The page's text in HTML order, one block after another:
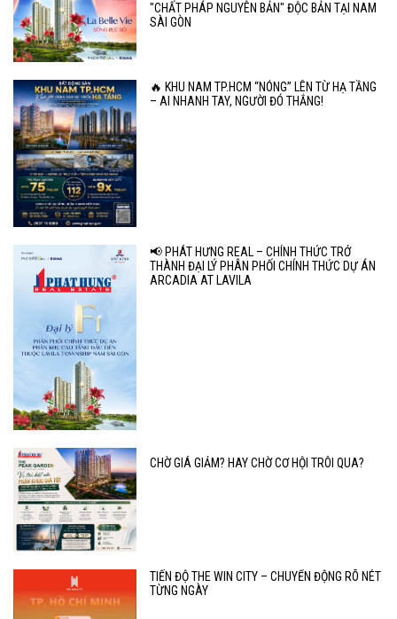
"CHẤT PHÁP NGUYÊN BẢN" ĐỘC BẢN TẠI NAM
SÀI GÒN
🔥 KHU NAM TP.HCM “NÓNG” LÊN TỪ HẠ TẦNG
– AI NHANH TAY, NGƯỜI ĐÓ THẮNG!
📢 PHÁT HƯNG REAL – CHÍNH THỨC TRỞ
THÀNH ĐẠI LÝ PHÂN PHỐI CHÍNH THỨC DỰ ÁN
ARCADIA AT LAVILA
CHỜ GIÁ GIẢM? HAY CHỜ CƠ HỘI TRÔI QUA?
TIẾN ĐỘ THE WIN CITY – CHUYỂN ĐỘNG RÕ NÉT
TỪNG NGÀY